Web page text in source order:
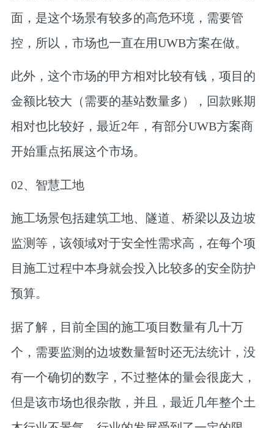
面，是这个场景有较多的高危环境，需要管
控，所以，市场也一直在用UWB方案在做。
此外，这个市场的甲方相对比较有钱，项目的
金额比较大（需要的基站数量多），回款账期
相对也比较好，最近2年，有部分UWB方案商
开始重点拓展这个市场。
02、 智慧工地
施工场景包括建筑工地、隧道、桥梁以及边坡
监测等，该领域对于安全性需求高，在每个项
目施工过程中本身就会投入比较多的安全防护
预算。
据了解，目前全国的施工项目数量有几十万
个，需要监测的边坡数量暂时还无法统计，没
有一个确切的数字，不过整体的量会很庞大，
但是该市场也很杂散，并且，最近几年整个土